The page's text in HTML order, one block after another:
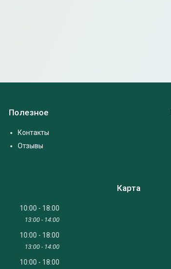
Полезное
Контакты
Отзывы
10:00 18:00
13:00 14:00
10:00 18:00
13:00 14:00
10:00 18:00
Карта